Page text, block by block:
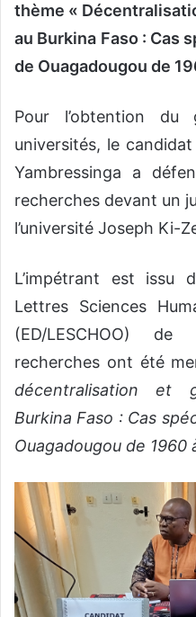
thème «
au Burkina Faso : Cas
de Ouagadougou de
Pour l’obtention
universités, le
Yambressinga a
recherches devant un
l’université Joseph Ki-
L’impétrant est issu
Lettres Sciences
(ED/LESCHOO)
recherches ont été
décentralisation et
Burkina Faso : Cas
Ouagadougou de 1960